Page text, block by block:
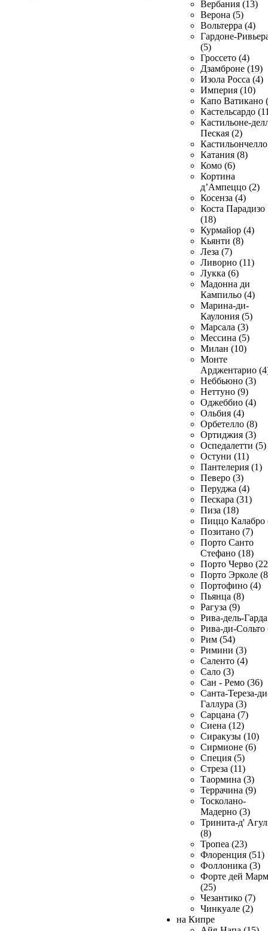
Вербания (13)
Верона (5)
Вольтерра (4)
Гардоне-
(5)
Гроссето (4)
Дзамброне (19)
Изола Росса (4)
Империя (10)
Капо Ватикано
Кастельсардо
Кастильоне-
Пеская (2)
Катания (8)
Комо (6)
Кортина
д’Ампеццо (2)
Косенза (4)
Коста Парадизо
(18)
Курмайор (4)
Кьянти (8)
Леза (7)
Ливорно (11)
Лукка (6)
Мадонна ди
Кампильо (4)
Марина-ди-
Каулония (5)
Марсала (3)
Мессина (5)
Милан (10)
Монте
Арджентарио
Неббьюно (3)
Неттуно (9)
Оджеббио (4)
Ольбия (4)
Орбетелло (8)
Ортиджия (3)
Оспедалетти (5)
Остуни (11)
Пантелерия (1)
Певеро (3)
Перуджа (4)
Пескара (31)
Пиза (18)
Пиццо Калабро
Позитано (7)
Порто Санто
Стефано (18)
Порто Черво
Порто Эрколе
Портофино (4)
Пьянца (8)
Рагуза (9)
Рива-дель-
Рива-ди-Сольто
Рим (54)
Римини (3)
Саленто (4)
Сало (3)
Сан - Ремо (36)
Санта-Тереза-
Галлура (3)
Сарцана (7)
Сиена (12)
Сиракузы (10)
Сирмионе (6)
Специя (5)
Стреза (11)
Таормина (3)
Террачина (9)
Тосколано-
Мадерно (3)
Тринита-д'
(8)
Тропеа (23)
Флоренция (51)
Фоллоника (3)
Форте дей
(25)
Чезантико (7)
Чинкуале (2)
на Кипре